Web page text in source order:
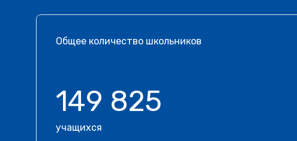
Общее количество школьников
149 825
учащихся